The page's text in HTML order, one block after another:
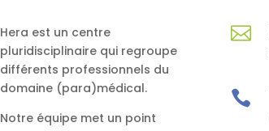
Hera est un centre
pluridisciplinaire qui regroupe
différents professionnels du
domaine (para)médical.
Notre équipe met un point

